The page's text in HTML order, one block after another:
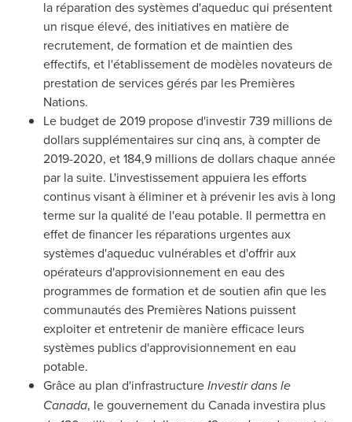
la réparation des systèmes d'aqueduc qui présentent
un risque élevé, des initiatives en matière de
recrutement, de formation et de maintien des
effectifs, et l'établissement de modèles novateurs de
prestation de services gérés par les Premières
Nations.
Le budget de 2019 propose d'investir 739 millions de
dollars supplémentaires sur cinq ans, à compter de
2019-2020, et184,9 millions de dollars chaque année
par la suite. L'investissement appuiera les efforts
continus visant à éliminer et à prévenir les avis à long
terme sur la qualité de l'eau potable. Il permettra en
effet de financer les réparations urgentes aux
systèmes d'aqueduc vulnérables et d'offrir aux
opérateurs d'approvisionnement en eau des
programmes de formation et de soutien afin que les
communautés des Premières Nations puissent
exploiter et entretenir de manière efficace leurs
systèmes publics d'approvisionnement en eau
potable.
Grâce au plan d'infrastructureInvestir dans le
Canada, le gouvernement du Canada investira plus